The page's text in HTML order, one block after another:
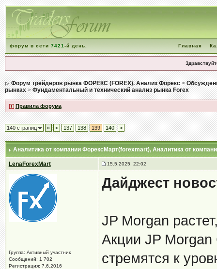
форум в сети 7421 -й день. Главная
Форум трейдеров рынка ФОРЕКС (FOREX). Анализ Форекс>
рынках>Фундаментальный и технический анализ рынка Forex
Правила форума
140 страниц « < 137 138 139 140 >
Аналитика от компании ФорексМарт(forexmart), Аналитика от
LenaForexMart 15.5.2025, 22:02
Группа: Активный участник
Сообщений: 1 702
Регистрация: 7.6.2016
Дайджест
JP Morgan
Акции JP
стремятся к